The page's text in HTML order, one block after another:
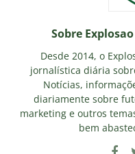
Sobre
Desde 2014, o
jornalística diária
Notícias,
diariamente sobre
marketing e outros
bem